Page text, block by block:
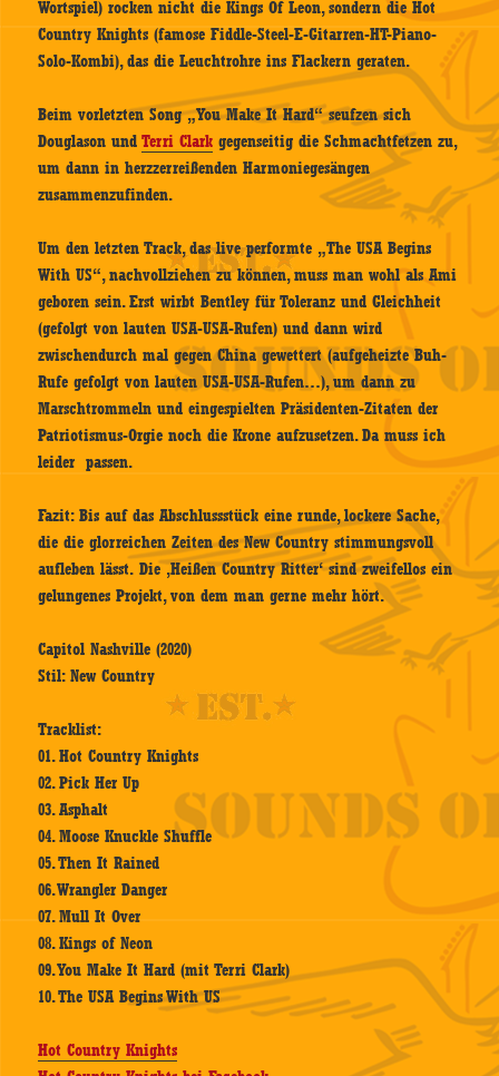
Wortspiel) rocken nicht die Kings Of Leon, sondern die Hot
Country Knights (famose Fiddle-Steel-E-Gitarren-HT-Piano-
Solo-Kombi), das die Leuchtrohre ins Flackern geraten.
Beim vorletzten Song „You Make It Hard“ seufzen sich
Douglason undTerri Clark gegenseitig die Schmachtfetzen zu,
um dann in herzzerreißenden Harmoniegesängen
zusammenzufinden.
Um den letzten Track, das live performte „The USA Begins
With US“, nachvollziehen zu können, muss man wohl als Ami
geboren sein. Erst wirbt Bentley für Toleranz und Gleichheit
(gefolgt von lauten USA-USA-Rufen) und dann wird
zwischendurch mal gegen China gewettert (aufgeheizte Buh-
Rufe gefolgt von lauten USA-USA-Rufen…), um dann zu
Marschtrommeln und eingespielten Präsidenten-Zitaten der
Patriotismus-Orgie noch die Krone aufzusetzen. Da muss ich
leider passen.
Fazit: Bis auf das Abschlussstück eine runde, lockere Sache,
die die glorreichen Zeiten des New Country stimmungsvoll
aufleben lässt. Die ‚Heißen Country Ritter‘ sind zweifellos ein
gelungenes Projekt, von dem man gerne mehr hört.
Capitol Nashville (2020)
Stil: New Country
Tracklist:
01. Hot Country Knights
02. Pick Her Up
03. Asphalt
04. Moose Knuckle Shuffle
05. Then It Rained
06. Wrangler Danger
07. Mull It Over
08. Kings of Neon
09. You Make It Hard (mit Terri Clark)
10. The USA Begins With US
Hot Country Knights